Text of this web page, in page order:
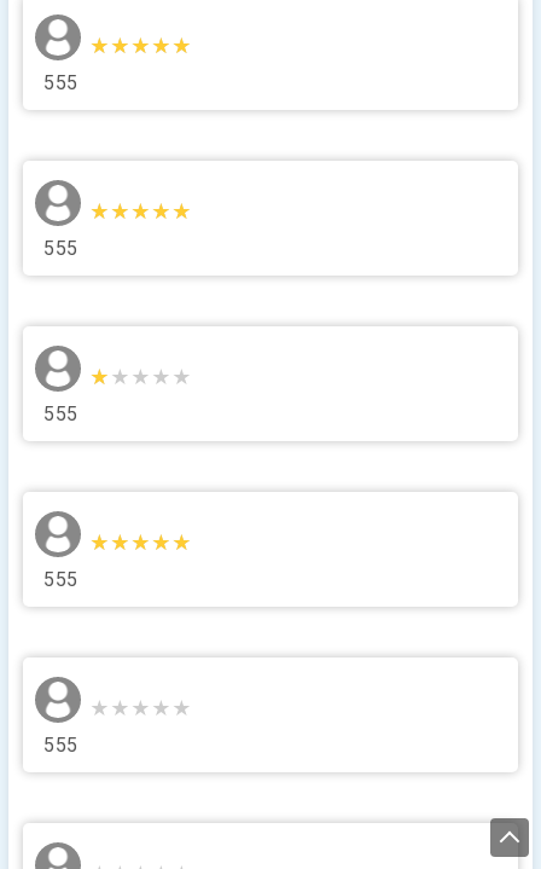
★★★★★
★★★★★
555
★★★★★
★★★★★
555
★★★★★
★★★★★
555
★★★★★
★★★★★
555
★★★★★
★★★★★
555